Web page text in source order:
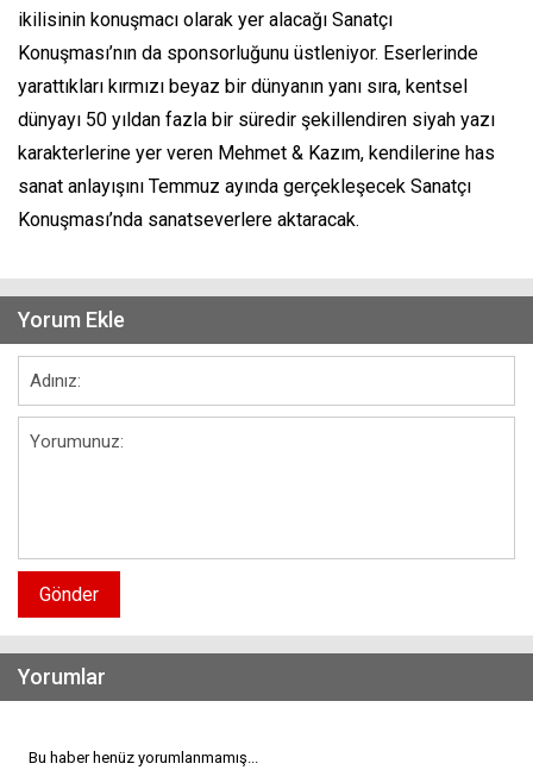
ikilisinin konuşmacı olarak yer alacağı Sanatçı
Konuşması’nın da sponsorluğunu üstleniyor. Eserlerinde
yarattıkları kırmızı beyaz bir dünyanın yanı sıra, kentsel
dünyayı 50 yıldan fazla bir süredir şekillendiren siyah yazı
karakterlerine yer veren Mehmet & Kazım, kendilerine has
sanat anlayışını Temmuz ayında gerçekleşecek Sanatçı
Konuşması’nda sanatseverlere aktaracak.
Yorum Ekle
Gönder
Yorumlar
Bu haber henüz yorumlanmamış...